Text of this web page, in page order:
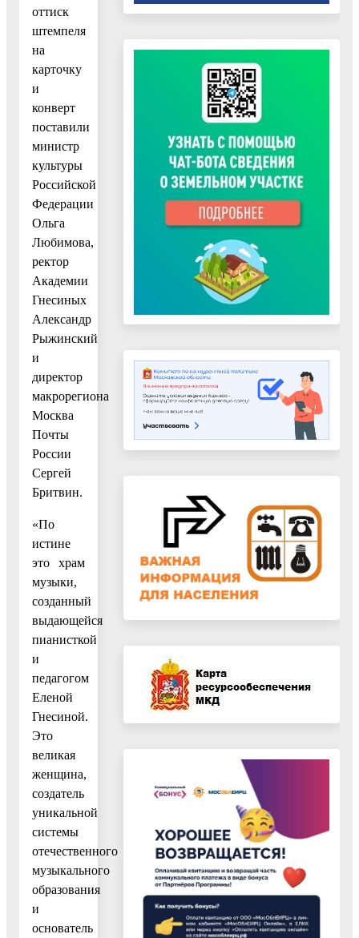
оттиск
штемпеля
на
карточку
и
конверт
поставили
министр
культуры
Российской
Федерации
Ольга
Любимова,
ректор
Академии
Гнесиных
Александр
Рыжинский
и
директор
макрорегиона
Москва
Почты
России
Сергей
Бритвин.
«По
истине
это храм
музыки,
созданный
выдающейся
пианисткой
и
педагогом
Еленой
Гнесиной.
Это
великая
женщина,
создатель
уникальной
системы
отечественного
музыкального
образования
и
основатель